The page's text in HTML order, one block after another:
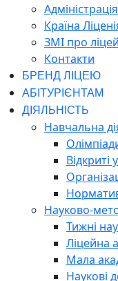
Адміністрація
Країна
ЗМІ про ліцей
Контакти
БРЕНД ЛІЦЕЮ
АБІТУРІЄНТАМ
ДІЯЛЬНІСТЬ
Навчальна
Відкриті
Науково-
Тижні
Ліцейна
Мала
Наукові